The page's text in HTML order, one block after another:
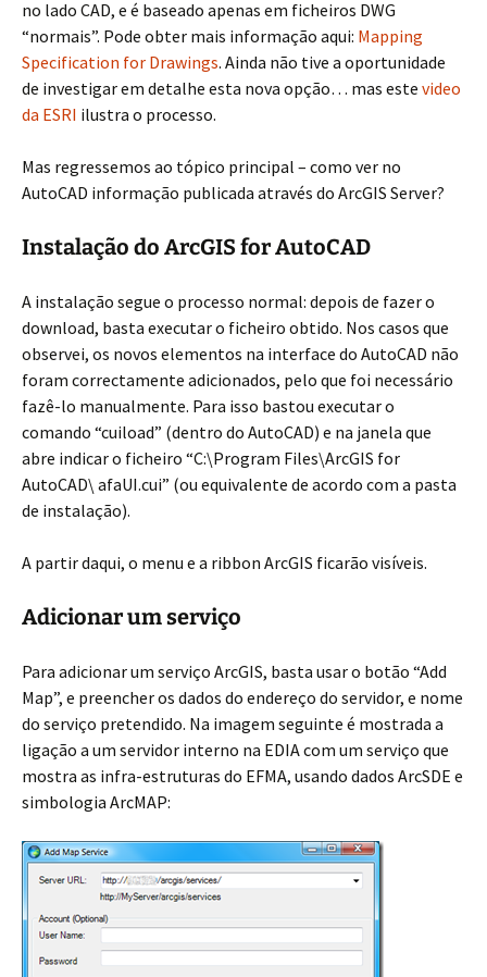
no lado CAD, e é baseado apenas em ficheiros DWG
“normais”. Pode obter mais informação aqui: Mapping
Specification for Drawings. Ainda não tive a oportunidade
de investigar em detalhe esta nova opção… mas este video
da ESRI ilustra o processo.
Mas regressemos ao tópico principal – como ver no
AutoCAD informação publicada através do ArcGIS Server?
Instalação do ArcGIS for AutoCAD
A instalação segue o processo normal: depois de fazer o
download, basta executar o ficheiro obtido. Nos casos que
observei, os novos elementos na interface do AutoCAD não
foram correctamente adicionados, pelo que foi necessário
fazê-lo manualmente. Para isso bastou executar o
comando “cuiload” (dentro do AutoCAD) e na janela que
abre indicar o ficheiro “C:\Program Files\ArcGIS for
AutoCAD\ afaUI.cui” (ou equivalente de acordo com a pasta
de instalação).
A partir daqui, o menu e a ribbon ArcGIS ficarão visíveis.
Adicionar um serviço
Para adicionar um serviço ArcGIS, basta usar o botão “Add
Map”, e preencher os dados do endereço do servidor, e nome
do serviço pretendido. Na imagem seguinte é mostrada a
ligação a um servidor interno na EDIA com um serviço que
mostra as infra-estruturas do EFMA, usando dados ArcSDE e
simbologia ArcMAP: